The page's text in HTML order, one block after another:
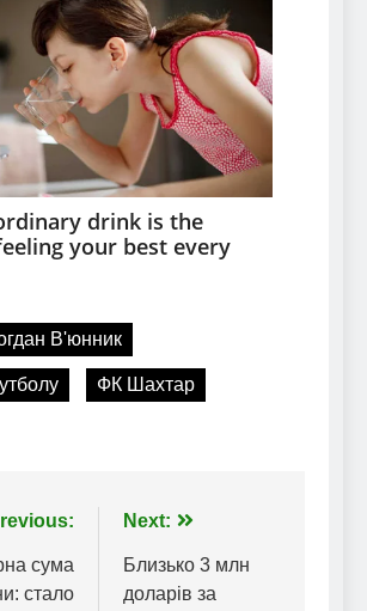
В'юнник
ФК Шахтар
сума
стало
Next:
Близько 3 млн
доларів за